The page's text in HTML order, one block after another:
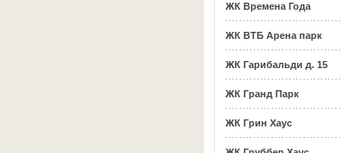
ЖК Времена Года
ЖК ВТБ Арена парк
ЖК Гарибальди д. 15
ЖК Гранд Парк
ЖК Грин Хаус